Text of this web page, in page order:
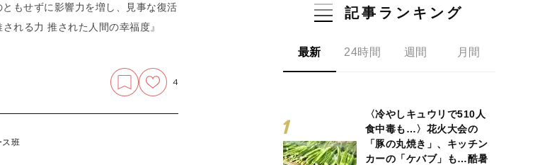
もせずに影響力を増し、見事な復活
れる力 推された人間の幸福度』
4
ス班
記事ランキング
最新 24時間 週間 月間
〈冷やしキュウリで510人
食中毒も…〉花火大会の
「豚の丸焼き」、キッチン
カーの「ケバブ」も…酷暑